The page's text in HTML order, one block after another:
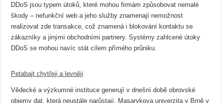
DDoS jsou typem útoků, které mohou firmám způsobovat nemalé
škody – nefunkční web a jeho služby znamenají nemožnost
realizovat zde transakce, což znamená i blokování kontaktu se
zákazníky a jinými obchodními partnery. Systémy zahlcené útoky
DDoS se mohou navíc stát cílem přímého průniku.
Petabajt chytřeji a levněji
Vědecké a výzkumné instituce generují v dnešní době obrovské
objemy dat, která neustále narůstají. Masarykova univerzita v Brně v